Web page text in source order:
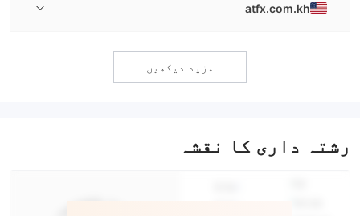
atfx.com.kh
مزید دیکھیں
رشتہ داری کا نقشہ